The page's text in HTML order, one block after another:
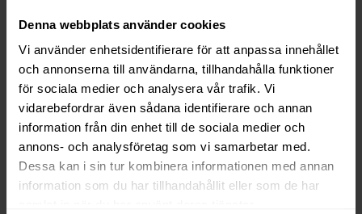
Denna webbplats använder cookies
Vi använder enhetsidentifierare för att anpassa innehållet
och annonserna till användarna, tillhandahålla funktioner
för sociala medier och analysera vår trafik. Vi
vidarebefordrar även sådana identifierare och annan
information från din enhet till de sociala medier och
annons- och analysföretag som vi samarbetar med.
Dessa kan i sin tur kombinera informationen med annan
information som du har tillhandahållit eller som de har
Smak
Lakrits,Traditionell
Format
Large
Styrka
Normal
Nikotin per gram
9,0 mg/g
Nikotin per portion
9,0 mg